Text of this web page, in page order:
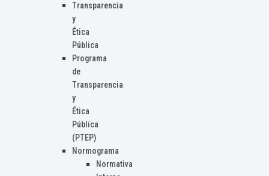
Transparencia
y
Ética
Pública
Programa
de
Transparencia
y
Ética
Pública
(PTEP)
Normograma
Normativa